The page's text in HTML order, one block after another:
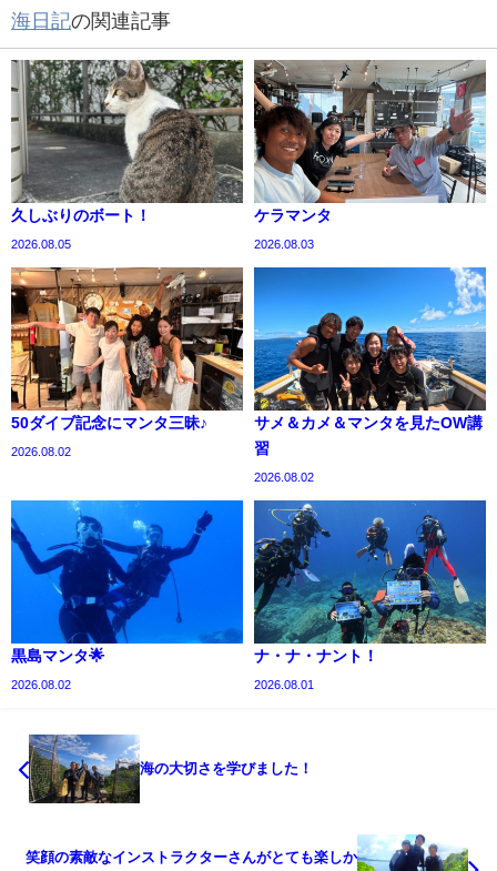
海日記の関連記事
久しぶりのボート！
2026.08.05
ケラマンタ
2026.08.03
50ダイブ記念にマンタ三昧♪
2026.08.02
サメ＆カメ＆マンタを見たOW講
習
2026.08.02
黒島マンタ🌟
2026.08.02
ナ・ナ・ナント！
2026.08.01
海の大切さを学びました！
笑顔の素敵なインストラクターさんがとても楽しか